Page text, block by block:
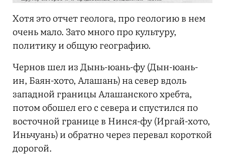
Хотя это отчет геолога, про геологию в нем
очень мало. Зато много про культуру,
политику и общую географию.
Чернов шел из Дынь-юань-фу (Дын-юань-
ин, Баян-хото, Алашань) на север вдоль
западной границы Алашанского хребта,
потом обошел его с севера и спустился по
восточной границе в Нинся-фу (Иргай-хото,
Иньчуань) и обратно через перевал короткой
дорогой.